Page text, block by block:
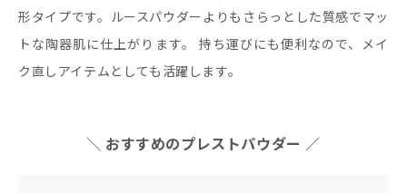
形タイプです。ルースパウダーよりもさらっとした質感でマッ
トな陶器肌に仕上がります。 持ち運びにも便利なので、メイ
ク直しアイテムとしても活躍します。
＼ おすすめのプレストパウダー ／